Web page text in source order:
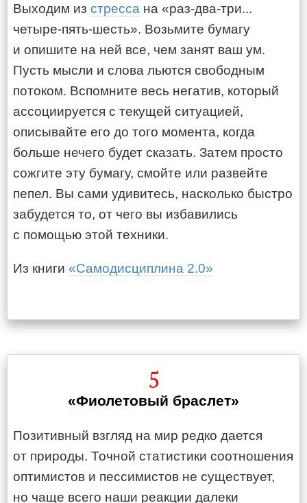
Выходим из стресса на «раз‐два‐три...
четыре‐пять‐шесть». Возьмите бумагу
и опишите на ней все, чем занят ваш ум.
Пусть мысли и слова льются свободным
потоком. Вспомните весь негатив, который
ассоциируется с текущей ситуацией,
описывайте его до того момента, когда
больше нечего будет сказать. Затем просто
сожгите эту бумагу, смойте или развейте
пепел. Вы сами удивитесь, насколько быстро
забудется то, от чего вы избавились
с помощью этой техники.
Из книги «Самодисциплина 2.0»
5
«Фиолетовый браслет»
Позитивный взгляд на мир редко дается
от природы. Точной статистики соотношения
оптимистов и пессимистов не существует,
но чаще всего наши реакции далеки